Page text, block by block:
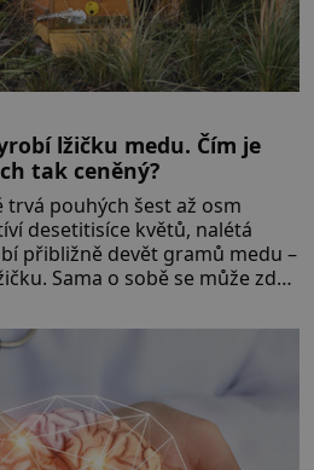
lžičku medu. Čím je
tak ceněný?
trvá pouhých šest až osm
desetitisíce květů, nalétá
přibližně devět gramů medu –
Sama o sobě se může zdát
vznikne jeden z